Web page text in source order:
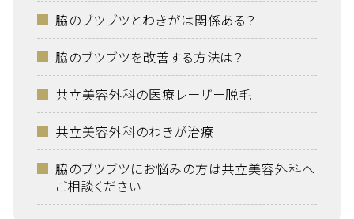
脇のブツブツとわきがは関係ある？
脇のブツブツを改善する方法は？
共立美容外科の医療レーザー脱毛
共立美容外科のわきが治療
脇のブツブツにお悩みの方は共立美容外科へ
ご相談ください